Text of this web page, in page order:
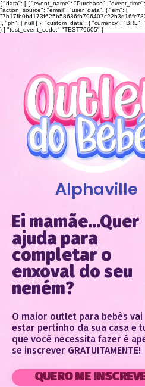
{ "data": [ { "event_name": "Purchase",
"action_source": "email", "user_data": { "em": [
], "ph": [ null ] }, "custom_data": { "currency": "BRL",
} ] "test_event_code:" "TEST79605" }
Ei mamãe...Quer
ajuda para
completar o
enxoval do seu
neném?
Alphaville
O maior outlet para bebês vai
estar pertinho da sua casa e
que você necessita fazer é
se inscrever GRATUITAMENTE!
QUERO ME